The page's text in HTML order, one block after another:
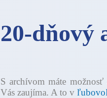
20-dňový
S archívom máte možnosť
Vás zaujíma. A to v